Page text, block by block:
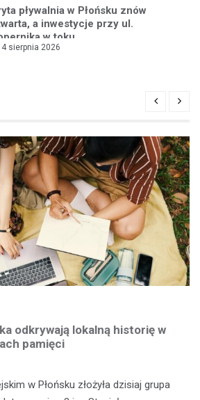
pływalnia w Płońsku znów
a inwestycje przy ul.
w toku
4 sierpnia 2026
odkrywają lokalną historię w
pamięci
w Płońsku złożyła dzisiaj grupa